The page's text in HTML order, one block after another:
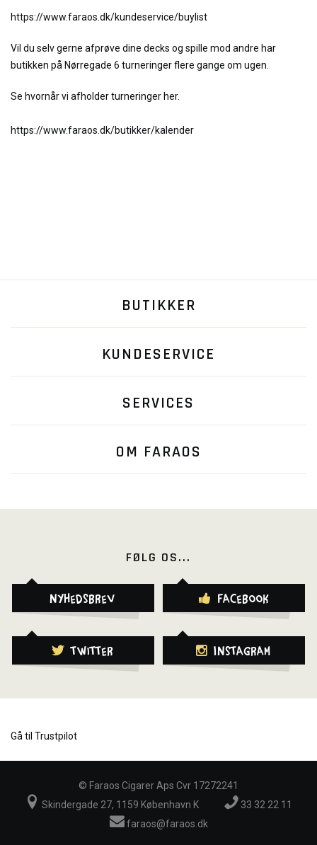
https://www.faraos.dk/kundeservice/buylist
Vil du selv gerne afprøve dine decks og spille mod andre har
butikken på Nørregade 6 turneringer flere gange om ugen.
Se hvornår vi afholder turneringer her.
https://www.faraos.dk/butikker/kalender
BUTIKKER
KUNDESERVICE
SERVICES
OM FARAOS
FØLG OS...
Nyhedsbrev Facebook
Twitter Instagram
Gå til Trustpilot
© Faraos Cigarer Aps Cvr 17272241
Skindergade 27, 1159 København K
33 32 22 11
faraos@faraos.dk